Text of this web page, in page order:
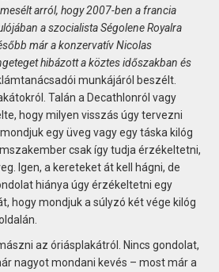
arról, hogy 2007-ben a francia
a szocialista Ségolene Royalra
már a konzervatív Nicolas
hibázott a köztes időszakban és
munkájáról beszélt.
Talán a Decathlonról vagy
hogy milyen visszás úgy tervezni
egy üveg vagy egy táska kilóg
csak így tudja érzékeltetni,
Igen, a kereteket át kell hágni, de
hiánya úgy érzékeltetni egy
hogy mondjuk a súlyzó két vége kilóg
az óriásplakátról. Nincs gondolat,
nagyot mondani kevés – most már a